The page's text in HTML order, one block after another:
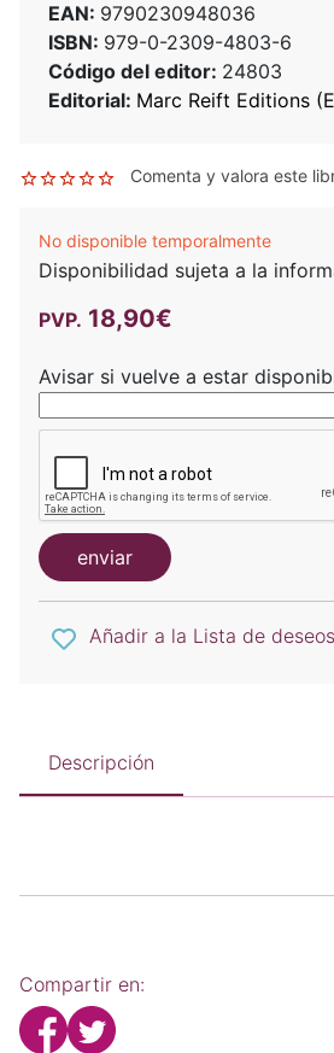
EAN: 9790230948036
ISBN: 979-0-2309-4803-6
Código del editor: 24803
Editorial: Marc Reift Editions
Comenta y valora este
No disponible temporalmente
Disponibilidad sujeta a la
PVP. 18,90€
Avisar si vuelve a estar
enviar
Añadir a la Lista de deseos
Descripción
Compartir en: